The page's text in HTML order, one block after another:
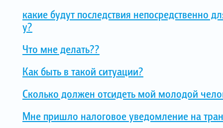
какие будут последствия непосредственно
у?
Что мне делать??
Как быть в такой ситуации?
Сколько должен отсидеть мой молодой
Мне пришло налоговое уведомление на